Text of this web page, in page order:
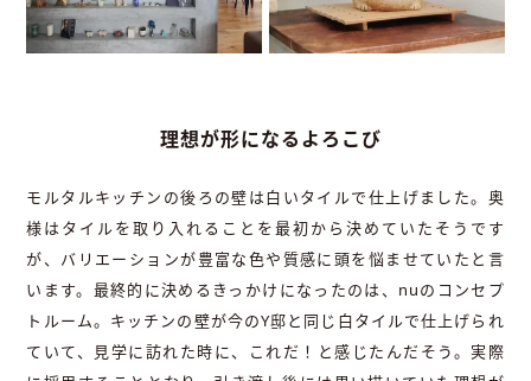
理想が形になるよろこび
モルタルキッチンの後ろの壁は白いタイルで仕上げました。奥
様はタイルを取り入れることを最初から決めていたそうです
が、バリエーションが豊富な色や質感に頭を悩ませていたと言
います。最終的に決めるきっかけになったのは、nuのコンセプ
トルーム。キッチンの壁が今のY邸と同じ白タイルで仕上げられ
ていて、見学に訪れた時に、これだ！と感じたんだそう。実際